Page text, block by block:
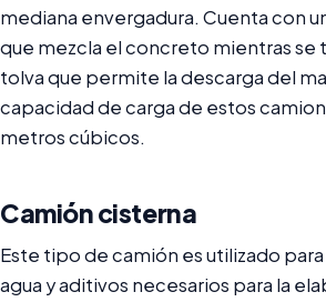
mediana envergadura. Cuenta con
que mezcla el concreto mientras se
tolva que permite la descarga del
capacidad de carga de estos
metros cúbicos.
Camión cisterna
Este tipo de camión es utilizado
agua y aditivos necesarios para la